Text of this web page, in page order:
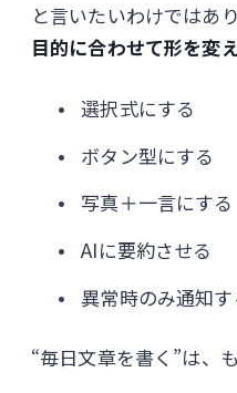
と言いたいわけではあ
目的に合わせて形を変
選択式にする
ボタン型にする
写真＋一言にする
AIに要約させる
異常時のみ通知す
“毎日文章を書く”は、